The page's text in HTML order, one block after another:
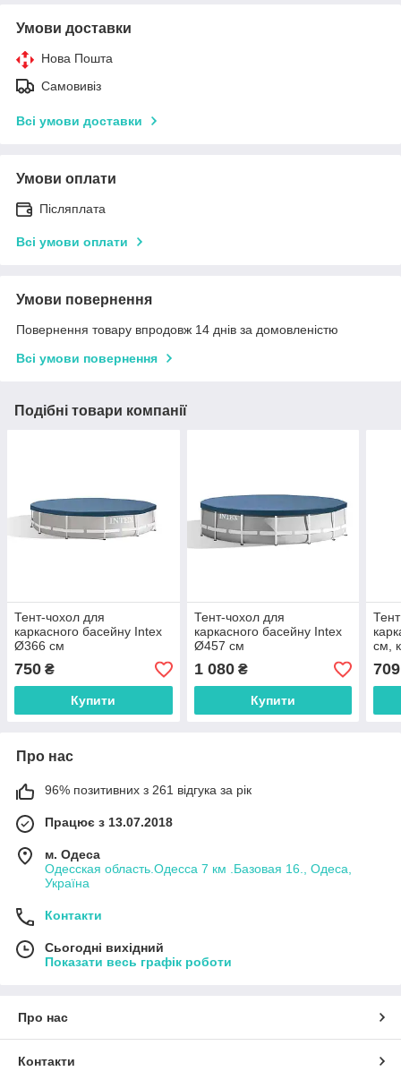
Умови доставки
Нова Пошта
Самовивіз
Всі умови доставки
Умови оплати
Післяплата
Всі умови оплати
Умови повернення
Повернення товару впродовж 14 днів за домовленістю
Всі умови повернення
Подібні товари компанії
Тент-чохол для
каркасного басейну Intex
Ø366 см
750 ₴
Купити
Тент-чохол для
каркасного басейну Intex
Ø457 см
1 080₴
Купити
см,
709
Про нас
96% позитивних з 261 відгука за рік
Працює з 13.07.2018
м. Одеса
Одесская область.Одесса 7 км .Базовая 16., Одеса,
Україна
Контакти
Сьогодні вихідний
Показати весь графік роботи
Про нас
Контакти